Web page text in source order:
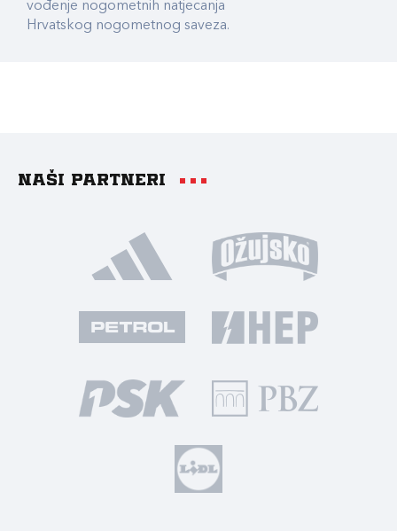
vođenje nogometnih natjecanja
Hrvatskog nogometnog saveza.
Naši partneri